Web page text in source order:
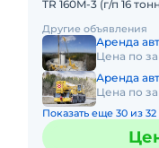
TR 160M-3 (г/п 16
бездорожью.
Другие объявления
Аренда
Цена по
Аренда
Цена по
Показать еще 30 из 32